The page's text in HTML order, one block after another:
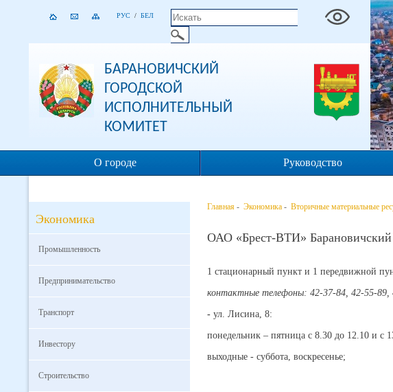
РУС / БЕЛ
БАРАНОВИЧСКИЙ
ГОРОДСКОЙ
ИСПОЛНИТЕЛЬНЫЙ
КОМИТЕТ
О городе Руководство
Экономика
Промышленность
Предпринимательство
Транспорт
Инвестору
Строительство
Главная - Экономика - Вторичные материальные
ОАО «Брест-ВТИ» Барановичский
1 стационарный пункт и 1 передвижной
контактные телефоны: 42-37-84, 42-55-89,
- ул. Лисина, 8:
понедельник – пятница с 8.30 до 12.10 и с
выходные - суббота, воскресенье;